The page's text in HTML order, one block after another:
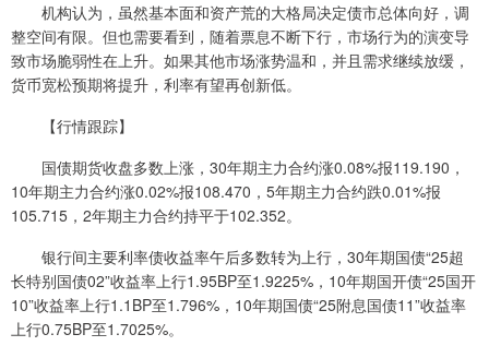
机构认为，虽然基本面和资产荒的大格局决定债市总体向好，调
整空间有限。但也需要看到，随着票息不断下行，市场行为的演变导
致市场脆弱性在上升。如果其他市场涨势温和，并且需求继续放缓，
货币宽松预期将提升，利率有望再创新低。
【行情跟踪】
国债期货收盘多数上涨，30年期主力合约涨0.08%报119.190，
10年期主力合约涨0.02%报108.470，5年期主力合约跌0.01%报
105.715，2年期主力合约持平于102.352。
银行间主要利率债收益率午后多数转为上行，30年期国债“25超
长特别国债02”收益率上行1.95BP至1.9225%，10年期国开债“25国开
10”收益率上行1.1BP至1.796%，10年期国债“25附息国债11”收益率
上行0.75BP至1.7025%。